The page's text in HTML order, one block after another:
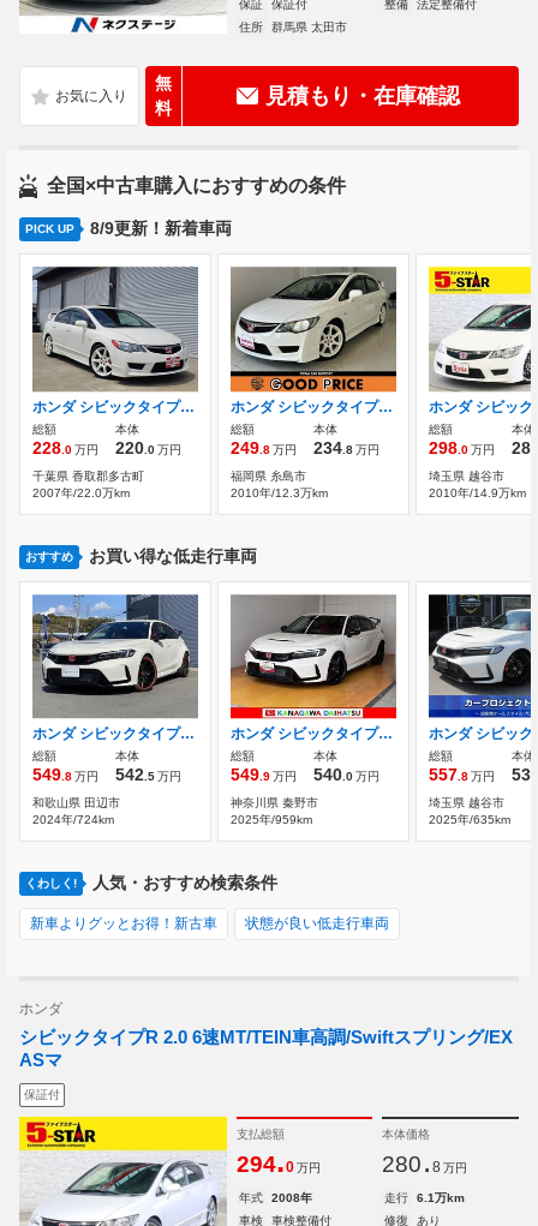
保証 保証付 整備
法定整備付
住所
群馬県 太田市
無
料
見積もり・在庫確認
全国×中古車購入におすすめの条件
PICK UP 8/9更新！新着車両
ホンダ シビックタイプR 2.0 車検2年整備付 修復歴無 記録簿23枚 SPOON
総額
228 .0万円
本体
220 .0万円
千葉県 香取郡多古町
2007年/22.0万km
ホンダ シビックタイプR 2.0 純正ブレンボキャリパー 純正18インチAW
総額
249 .8万円
本体
234 .8万円
福岡県 糸島市
2010年/12.3万km
総額
298 .0万円
本体
埼玉県 越谷市
2010年/14.9万km
おすすめ お買い得な低走行車両
ホンダ シビックタイプR 2.0 MT ナビ Bカメラ ETC クルコン
総額
549.8万円
本体
542.5万円
和歌山県 田辺市
2024年/724km
ホンダ シビックタイプR 2.0 衝突被害軽減ブレーキシステム ドラレコ
総額
549.9万円
本体
540.0万円
神奈川県 秦野市
2025年/959km
総額
557.8万円
本体
埼玉県 越谷市
2025年/635km
くわしく! 人気・おすすめ検索条件
新車よりグッとお得！新古車 状態が良い低走行車両
ホンダ
シビックタイプR 2.0 6速MT/TEIN車高調/Swiftスプリング/EX
ASマ
保証付
支払総額
294.0 万円
本体価格
280. 8 万円
年式 2008年 走行
6.1万km
車検
車検整備付 修復
あり